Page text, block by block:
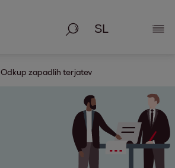
Iskanje
Odkup zapadlih terjatev